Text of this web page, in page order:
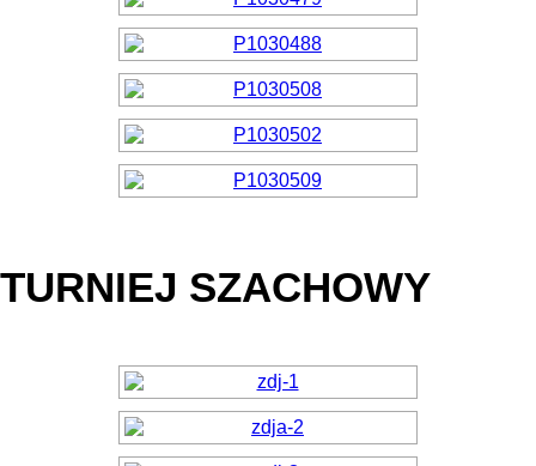
TURNIEJ SZACHOWY